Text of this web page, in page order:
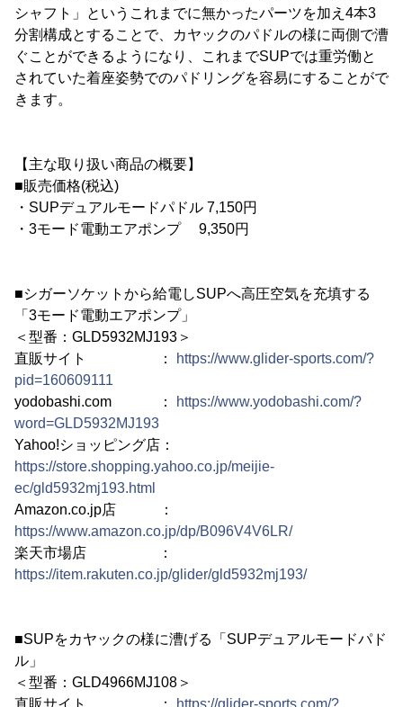
シャフト」というこれまでに無かったパーツを加え4本3
分割構成とすることで、カヤックのパドルの様に両側で漕
ぐことができるようになり、これまでSUPでは重労働と
されていた着座姿勢でのパドリングを容易にすることがで
きます。
【主な取り扱い商品の概要】
■販売価格(税込)
・SUPデュアルモードパドル 7,150円
・3モード電動エアポンプ 9,350円
■シガーソケットから給電しSUPへ高圧空気を充填する
「3モード電動エアポンプ」
＜型番：GLD5932MJ193＞
直販サイト ：
https://www.glider-sports.com/?
pid=160609111
yodobashi.com ：
https://www.yodobashi.com/?
word=GLD5932MJ193
Yahoo!ショッピング店：
https://store.shopping.yahoo.co.jp/meijie-
ec/gld5932mj193.html
Amazon.co.jp店 ：
https://www.amazon.co.jp/dp/B096V4V6LR/
楽天市場店 ：
https://item.rakuten.co.jp/glider/gld5932mj193/
■SUPをカヤックの様に漕げる「SUPデュアルモードパド
ル」
＜型番：GLD4966MJ108＞
直販サイト ：
https://glider-sports.com/?